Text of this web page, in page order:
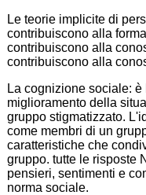
Le teorie implicite di
contribuiscono alla
contribuiscono alla
contribuiscono alla
La cognizione sociale: è
miglioramento della
gruppo stigmatizzato.
come membri di un
caratteristiche che
gruppo. tutte le risposte
pensieri, sentimenti e
norma sociale.